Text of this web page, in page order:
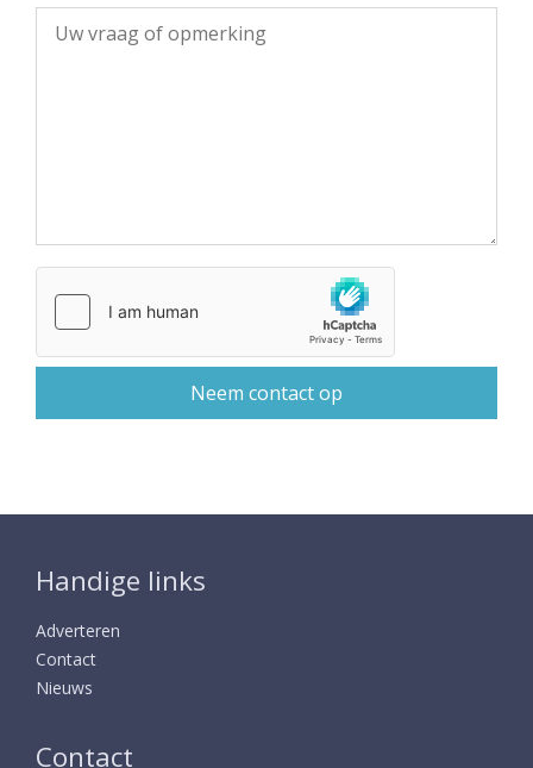
Handige links
Adverteren
Contact
Nieuws
Contact